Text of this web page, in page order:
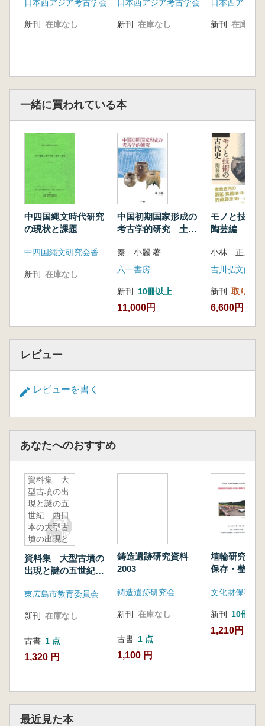
門脇誠二 射的具か石材節約か? レヴァント
上部旧石器時代における小石刃の発生と行動的
前田修 石器から見る穀物栽培の発展過程
板橋悠 西アジア新石器時代の農耕開始と授乳
習慣の時代変化
小高敬寛・0.ニウウェンハウゼ イラク・クルデ
ィスタン地域、テル・ベグム遺跡出土のハラフ
土器 その年代と地域性
足立拓朗 シリア中部、ビシュリ山系ケルン墓
群出土の青銅製鏃について
下釜和也・山口雄治・紺谷亮―・上杉彰紀・山
口莉歩 中央アナトリア前期青銅器時代におけ
る「非在地系土器」キュルテペ遺跡出土土器の
評価をめぐって
松尾登史子 古代マケドニア王都ペラにおける
〔ポスター発表要旨〕
牧野久実 パレスティナから出土したヘレニズ
ム・ローマ時代のフタ 型式分類と編年の構築
化財保護
安倍雅史・後藤 健・西藤清秀・上杉彰紀・渡
歩・清水麻里奈 バハレーン、ワーディー・ア
千本真生・Gイヴァノフ・Mフリストフ・Lレシ
ュタコフ ブルガリア青銅器時代集落遺跡の編
年的位置付け 北部・西部地域の新データをも
とに_
西山伸― アッシリア帝国東部辺境地域からの
新情報 ヤーシーン・テペ考古学プロジェク
ト、第1次調査(2016年)
宮内優子 新石器時代における子どもの埋葬場
所と年齢の関係 イラン、タペ・サンギチャハ
マックを例に
西秋良宏 レバノン、ケウエ洞窟出土石器群の
再検討 いわゆるIUP関連石器を中心に
堀岡晴美 南メソポタミア文献から見たディル
長屋憲慶 エジプト先王朝時代の紅玉髄製ビー
ズ穿孔法について ヒエラコンポリス遺跡出土
資料の観察から
ベグマトフ・アリシェル カフィルカラ遺跡出
石器の機能 「カムロ・トゥール」の使用痕分
析
日本西アジア考古学会
新刊 在庫なし
日本西アジア考古学会
新刊 在庫なし
日本西アジア
新刊 在庫なし
一緒に買われている本
中四国縄文時代研究
の現状と課題
新刊 在庫なし
中国初期国家形成の
考古学的研究 土器
秦 小麗 著
六一書房
新刊 10冊以上
11,000円
モノと技術
陶芸編
小林 正史 編
吉川弘文館
新刊 取り寄せ
6,600円
レビュー
レビューを書く
あなたへのおすすめ
資料集 大
型古墳の出
現と謎の五
世紀 西日
本の大型古
墳の出現と
をめぐって
資料集 大型古墳の
出現と謎の五世紀
出現と三ッ城古墳を
東広島市教育委員会
新刊 在庫なし
古書 1 点
1,320 円
鋳造遺跡研究資料
2003
鋳造遺跡研究会
新刊 在庫なし
古書 1 点
1,100 円
埴輪研究の
保存・整備
新刊 10冊以上
1,210円
最近見た本